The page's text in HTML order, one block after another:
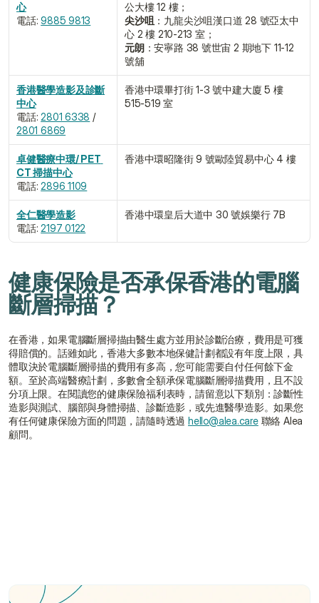
心
電話: 9885 9813
公大樓 12 樓；
尖沙咀 ：九龍尖沙咀漢口道 28 號亞太中
心 2 樓 210-213 室；
元朗：安寧路 38 號世宙 2 期地下 11-12
號舖
香港醫學造影及診斷
中心
電話: 2801 6338 /
2801 6869
香港中環畢打街 1-3 號中建大廈 5 樓
515-519 室
卓健醫療中環/ PET
CT 掃描中心
電話: 2896 1109
香港中環昭隆街 9 號歐陸貿易中心 4 樓
全仁醫學造影
電話: 2197 0122
香港中環皇后大道中 30 號娛樂行 7B
健康保險是否承保香港的電腦
斷層掃描？
在香港，如果電腦斷層掃描由醫生處方並用於診斷治療，費用是可獲
得賠償的。話雖如此，香港大多數本地保健計劃都設有年度上限，具
體取決於電腦斷層掃描的費用有多高，您可能需要自付任何餘下金
額。至於高端醫療計劃，多數會全額承保電腦斷層掃描費用，且不設
分項上限。在閱讀您的健康保險福利表時，請留意以下類別：診斷性
造影與測試、腦部與身體掃描、診斷造影，或先進醫學造影。如果您
有任何健康保險方面的問題，請隨時透過 hello@alea.care 聯絡 Alea
顧問。